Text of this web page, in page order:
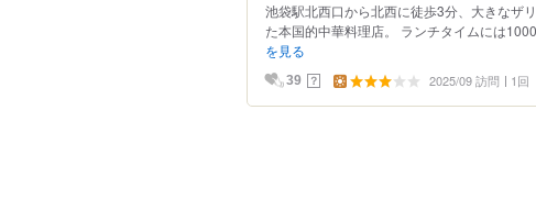
池袋駅北西口から北西に徒歩3分、大きなザ
た本国的中華料理店。 ランチタイムには
を見る
39 ？ 2025/09 訪問 1回